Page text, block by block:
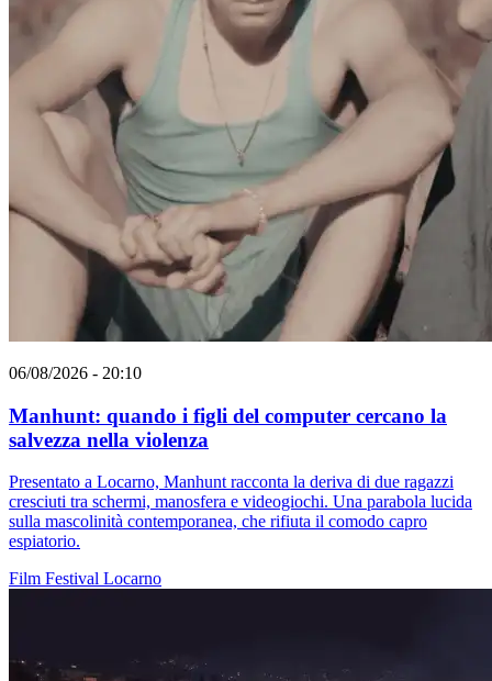
06/08/2026 - 20:10
Manhunt: quando i figli del computer cercano la
salvezza nella violenza
Presentato a Locarno, Manhunt racconta la deriva di due ragazzi
cresciuti tra schermi, manosfera e videogiochi. Una parabola lucida
sulla mascolinità contemporanea, che rifiuta il comodo capro
espiatorio.
Film Festival Locarno